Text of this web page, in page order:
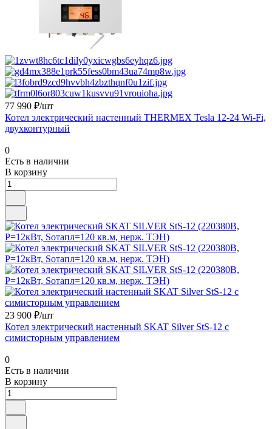
77 990 ₽/шт
Котел электрический настенный THERMEX Tesla 12-24 Wi-Fi,
двухконтурный
0
Есть в наличии
В корзину
23 900 ₽/шт
Котел электрический настенный SKAT Silver StS-12 с
симисторным управлением
0
Есть в наличии
В корзину